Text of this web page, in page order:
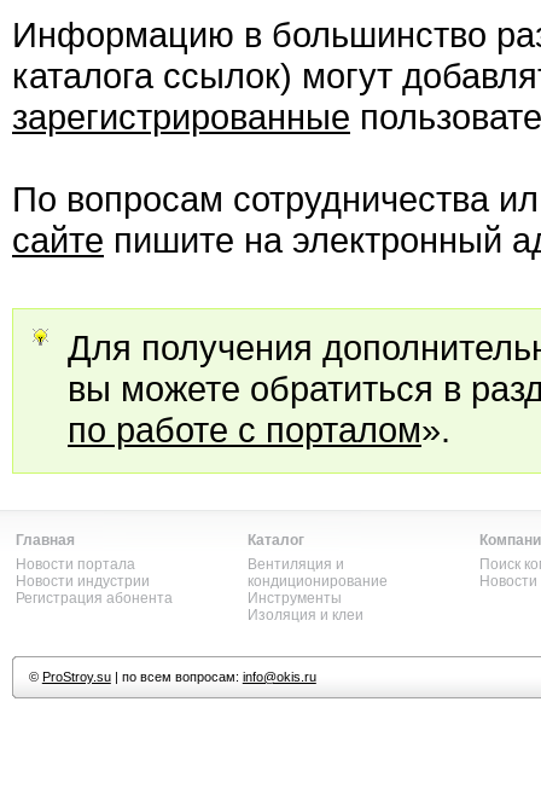
Информацию в большинство
каталога ссылок) могут
зарегистрированные
По вопросам сотрудничества
сайте пишите на электронный
Для получения
вы можете обратиться в
по работе с порталом».
Главная
Новости портала
Новости индустрии
Регистрация абонента
Каталог
Вентиляция и
кондиционирование
Инструменты
Изоляция и клеи
Поиск
© ProStroy.su| по всем вопросам: info@okis.ru